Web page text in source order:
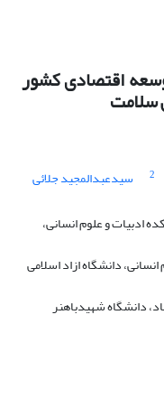
اقتصادی کشور
سلامت
2 سیدعبدالمجید جلائی
ادبیات و علوم انسانی،
دانشگاه ازاد اسلامی
دانشگاه شهیدباهنر